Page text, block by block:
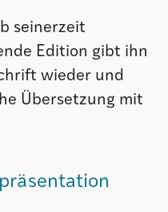
seinerzeit
Edition gibt ihn
wieder und
Übersetzung mit